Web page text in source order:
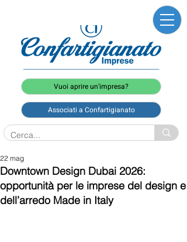
Vuoi aprire un'impresa?
Associati a Confartigianato
Downtown Design Dubai 2026:
opportunità per le imprese del design e
dell’arredo Made in Italy
22 mag